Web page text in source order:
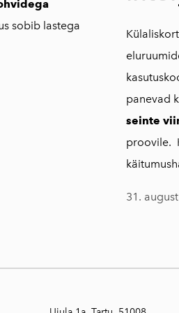
sobib lastega
panevad
seinte
proovile.
31.